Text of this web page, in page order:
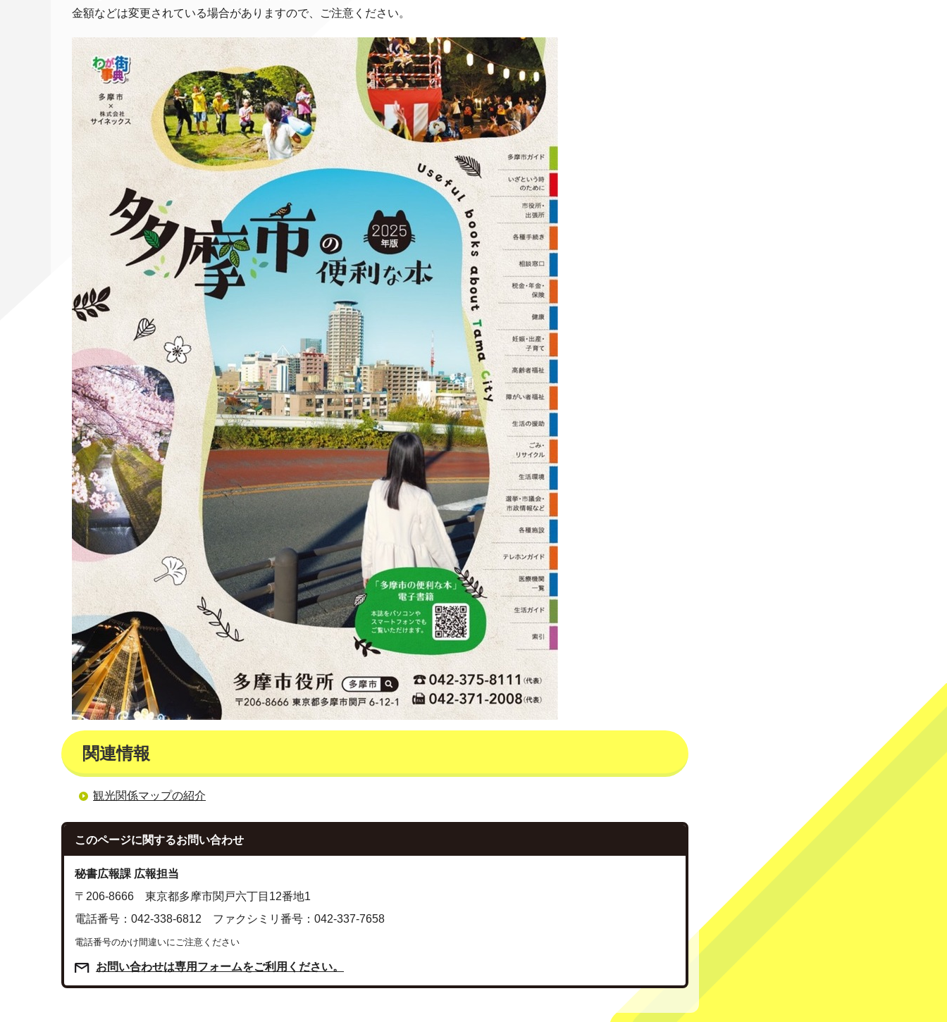
金額などは変更されている場合がありますので、ご注意ください。
関連情報
観光関係マップの紹介
このページに関するお問い合わせ
秘書広報課 広報担当
〒206-8666 東京都多摩市関戸六丁目12番地1
電話番号：042-338-6812 ファクシミリ番号：042-337-7658
電話番号のかけ間違いにご注意ください
お問い合わせは専用フォームをご利用ください。